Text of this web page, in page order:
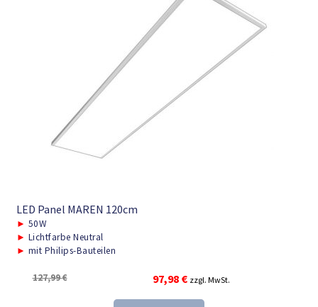
LED Panel MAREN 120cm
► 50W
► Lichtfarbe Neutral
► mit Philips-Bauteilen
127,99€
Ursprünglicher
Preis
97,98 €Aktueller
Preis
zzgl. MwSt.